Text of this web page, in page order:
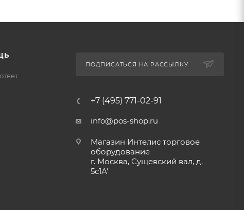
ПОДПИСАТЬСЯ НА РАССЫЛКУ
+7 (495) 771-02-91
info@pos-shop.ru
Магазин Интелис торговое
оборудование
г. Москва, Сущевский вал, д.
5с1А'